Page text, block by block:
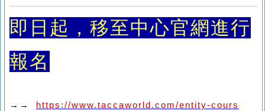
即日起 ，移至中心官網進行
報名
→→
https://www.taccaworld.com/entity-cours